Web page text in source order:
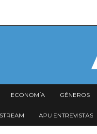
ECONOMÍA GÉNEROS
APU ENTREVISTAS